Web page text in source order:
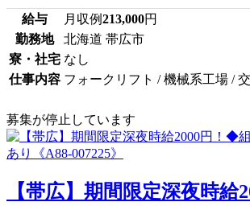
給与 月収例213,000円
勤務地
北海道 帯広市
寮・社宅 なし
仕事内容 フォークリフト / 機械系工場 /
募集が停止しています
【帯広】期間限定深夜時給